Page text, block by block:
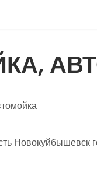
Новокуйбышевск